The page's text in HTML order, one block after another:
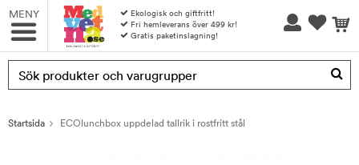
MENY
Ekologisk och giftfritt!
Fri hemleverans över 499 kr!
Gratis paketinslagning!
Produkten har blivit tillagd i varukorgen
Startsida ECOlunchbox uppdelad tallrik i rostfritt stål